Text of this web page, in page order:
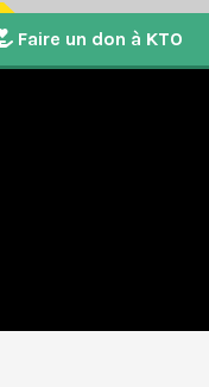
Faire un don à KTO